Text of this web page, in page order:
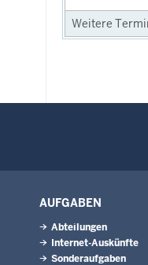
Weitere
AUFGABEN
Abteilungen
Internet-Auskünfte
Sonderaufgaben